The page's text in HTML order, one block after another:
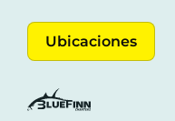
Ubicaciones